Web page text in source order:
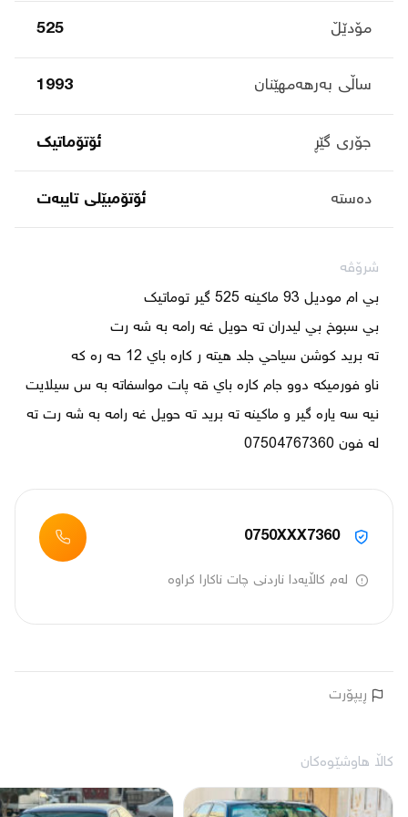
مۆدێڵ 525
ساڵی بەرهەمهێنان 1993
جۆری گێڕ ئۆتۆماتیک
دەستە ئۆتۆمبێلی تایبه‌ت
شرۆڤە
له فون 07504767360
0750XXX7360
لەم کاڵایەدا ناردنی چات ناکارا کراوە
ڕیپۆرت
کاڵا هاوشێوەکان